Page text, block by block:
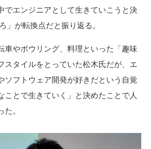
でエンジニアとして生きていこうと決
」が転換点だと振り返る。
車やボウリング、料理といった「趣味
スタイルをとっていた松木氏だが、エ
ソフトウェア開発が好きだという自覚
ことで生きていく」と決めたことで人
。